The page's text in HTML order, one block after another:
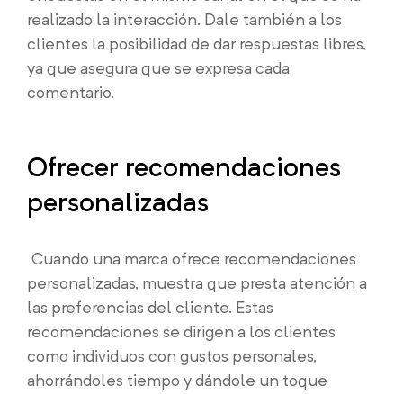
realizado la interacción. Dale también a los
clientes la posibilidad de dar respuestas libres,
ya que asegura que se expresa cada
comentario.
Ofrecer recomendaciones
personalizadas
Cuando una marca ofrece recomendaciones
personalizadas, muestra que presta atención a
las preferencias del cliente. Estas
recomendaciones se dirigen a los clientes
como individuos con gustos personales,
ahorrándoles tiempo y dándole un toque